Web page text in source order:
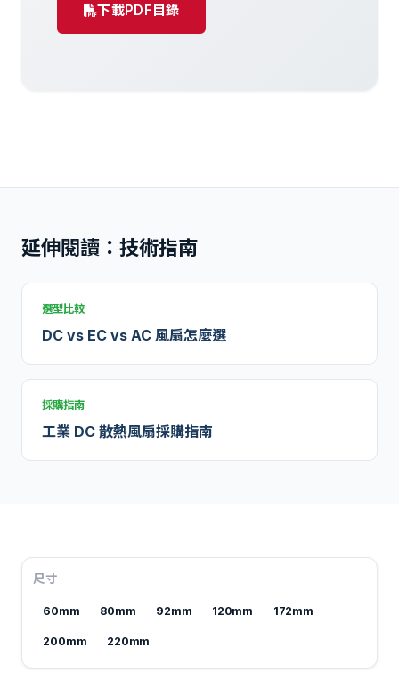
下載PDF目錄
延伸閱讀：技術指南
選型比較
DC vs EC vs AC 風扇怎麼選
採購指南
工業 DC 散熱風扇採購指南
尺寸
60mm 80mm 92mm 120mm 172mm
200mm 220mm